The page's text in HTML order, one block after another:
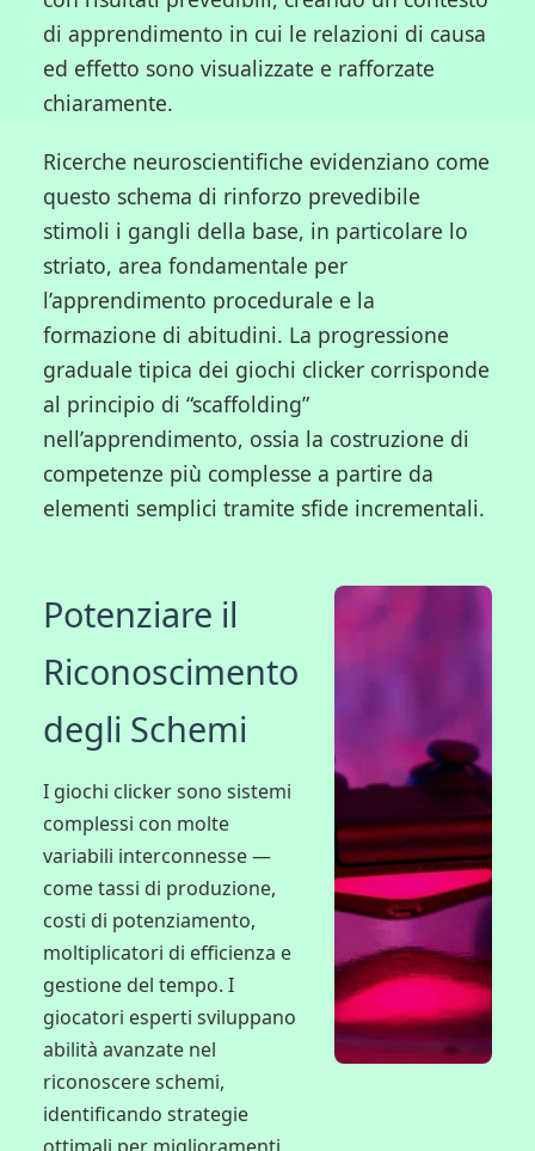
di apprendimento in cui le relazioni di causa
ed effetto sono visualizzate e rafforzate
chiaramente.
Ricerche neuroscientifiche evidenziano come
questo schema di rinforzo prevedibile
stimoli i gangli della base, in particolare lo
striato, area fondamentale per
l’apprendimento procedurale e la
formazione di abitudini. La progressione
graduale tipica dei giochi clicker corrisponde
al principio di “scaffolding”
nell’apprendimento, ossia la costruzione di
competenze più complesse a partire da
elementi semplici tramite sfide incrementali.
Potenziare il
Riconoscimento
degli Schemi
I giochi clicker sono sistemi
complessi con molte
variabili interconnesse —
come tassi di produzione,
costi di potenziamento,
moltiplicatori di efficienza e
gestione del tempo. I
giocatori esperti sviluppano
abilità avanzate nel
riconoscere schemi,
identificando strategie